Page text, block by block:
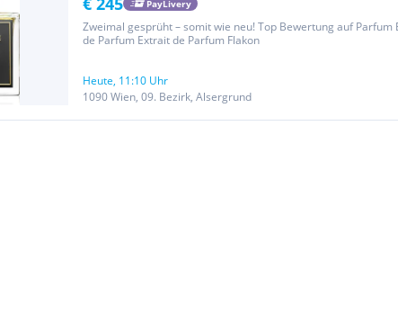
PayLivery
Zweimal gesprüht – somit wie neu! Top Bewertung auf Parfum
de Parfum Extrait de Parfum Flakon
Heute, 11:10 Uhr
1090 Wien, 09. Bezirk, Alsergrund